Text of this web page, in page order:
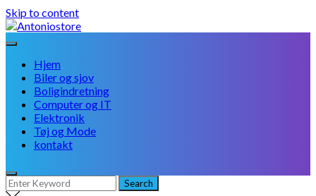
Skip to content
Hjem
Biler og sjov
Boligindretning
Computer og IT
Elektronik
Tøj og Mode
kontakt